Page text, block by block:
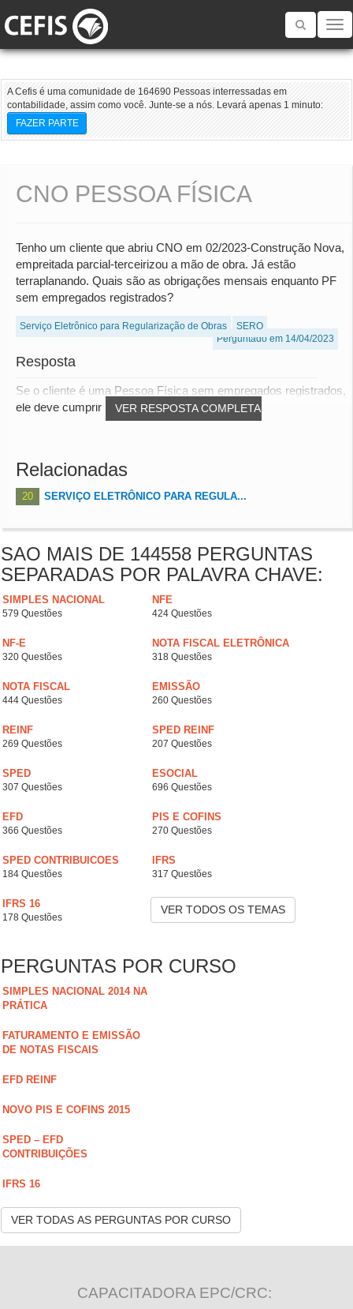
Toggle
A Cefis é uma comunidade de 164690 Pessoas interressadas em
contabilidade, assim como você. Junte-se a nós. Levará apenas 1 minuto:
FAZER PARTE
CNO PESSOA FÍSICA
Tenho um cliente que abriu CNO em 02/2023-Construção Nova,
empreitada parcial-terceirizou a mão de obra. Já estão
terraplanando. Quais são as obrigações mensais enquanto PF
sem empregados registrados?
Serviço Eletrônico para Regularização de Obras
SERO
Perguntado em 14/04/2023
Resposta
VER RESPOSTA COMPLETA
Se o cliente é uma Pessoa Física sem empregados registrados,
ele deve cumprir com as seguintes obrig...
Relacionadas
20 SERVIÇO ELETRÔNICO PARA REGULA...
SAO MAIS DE 144558 PERGUNTAS
SEPARADAS POR PALAVRA CHAVE:
SIMPLES NACIONAL
579 Questões
NFE
424 Questões
NF-E
320 Questões
NOTA FISCAL ELETRÔNICA
318 Questões
NOTA FISCAL
444 Questões
EMISSÃO
260 Questões
REINF
269 Questões
SPED REINF
207 Questões
SPED
307 Questões
ESOCIAL
696 Questões
EFD
366 Questões
PIS E COFINS
270 Questões
SPED CONTRIBUICOES
184 Questões
IFRS
317 Questões
IFRS 16
178 Questões
VER TODOS OS TEMAS
PERGUNTAS POR CURSO
SIMPLES NACIONAL 2014 NA
PRÁTICA
FATURAMENTO E EMISSÃO
DE NOTAS FISCAIS
EFD REINF
NOVO PIS E COFINS 2015
SPED – EFD
CONTRIBUIÇÕES
IFRS 16
VER TODAS AS PERGUNTAS POR CURSO
CAPACITADORA EPC/CRC: